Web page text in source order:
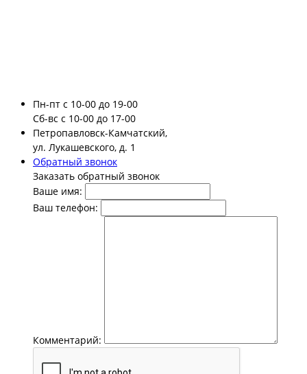
Пн-пт с 10-00 до 19-00
Сб-вс с 10-00 до 17-00
Петропавловск-Камчатский,
ул. Лукашевского, д. 1
Обратный звонок
Заказать обратный звонок
Ваше имя:
Ваш телефон:
Комментарий: